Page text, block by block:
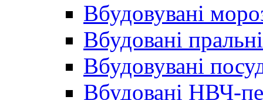
Вбудовувані
Вбудовані
Вбудовувані
Вбудовані НВЧ-